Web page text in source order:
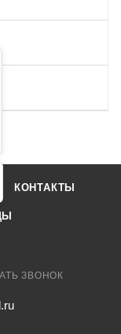
КОНТАКТЫ
ЗВОНОК